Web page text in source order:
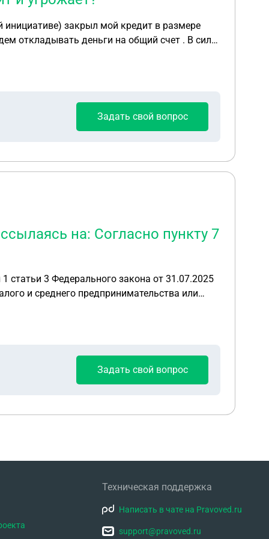
инициативе) закрыл мой кредит в размере
откладывать деньги на общий счет . В силу
228, которая погашена более 10 лет
долг поддержать отказывается.
человек , учитывая его пагубные
Задать свой вопрос
на: Согласно пункту 7
Задать свой вопрос
Техническая поддержка
Написать в чате на Pravoved.ru
support@pravoved.ru